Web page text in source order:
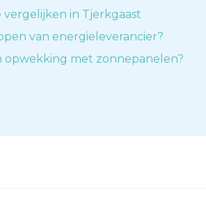
vergelijken in Tjerkgaast
van energieleverancier?
opwekking met zonnepanelen?